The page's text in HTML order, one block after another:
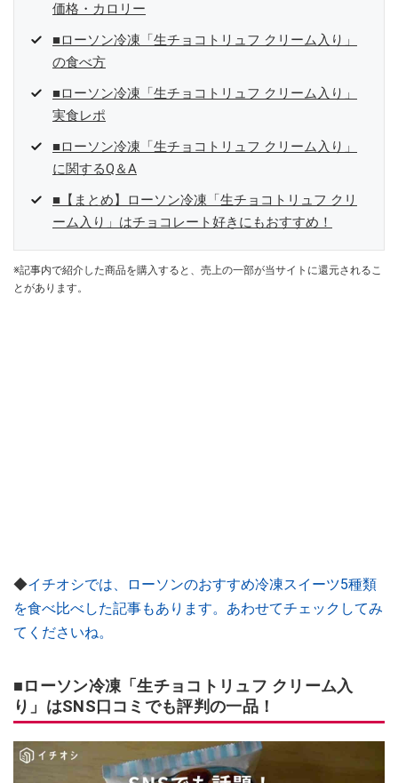
価格・カロリー
■ローソン冷凍「生チョコトリュフ クリーム入り」
の食べ方
■ローソン冷凍「生チョコトリュフ クリーム入り」
実食レポ
■ローソン冷凍「生チョコトリュフ クリーム入り」
に関するQ＆A
■【まとめ】ローソン冷凍「生チョコトリュフ クリ
ーム入り」はチョコレート好きにもおすすめ！
※記事内で紹介した商品を購入すると、売上の一部が当サイトに還元されるこ
とがあります。
◆イチオシでは、ローソンのおすすめ冷凍スイーツ5種類
を食べ比べした記事もあります。あわせてチェックしてみ
てくださいね。
■ローソン冷凍「生チョコトリュフ クリーム入
り」はSNS口コミでも評判の一品！